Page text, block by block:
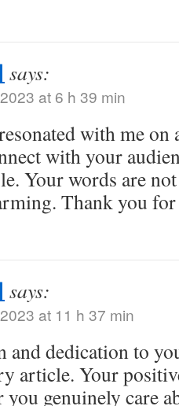
says:
at 6 h 39 min
with me on
with your
Your words are
Thank you
says:
at 11 h 37 min
and dedication to
article. Your
you genuinely care